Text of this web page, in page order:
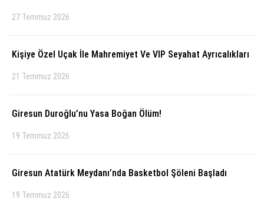
27 Temmuz 2026
Kişiye Özel Uçak İle Mahremiyet Ve VIP Seyahat Ayrıcalıkları
21 Temmuz 2026
Giresun Duroğlu’nu Yasa Boğan Ölüm!
19 Temmuz 2026
Giresun Atatürk Meydanı’nda Basketbol Şöleni Başladı
19 Temmuz 2026